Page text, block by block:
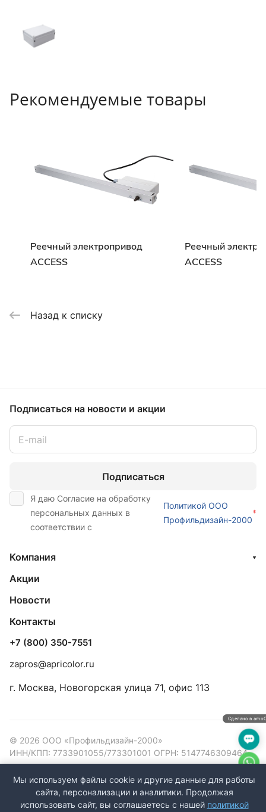
Рекомендуемые товары
Реечный электропривод
ACCESS
Реечный
ACCESS
Назад к списку
Подписаться на новости и акции
Подписаться
Я даю Согласие на обработку
персональных данных в
соответствии с
Политикой ООО
Профильдизайн-2000
*
Компания
Акции
Новости
Контакты
+7 (800) 350-7551
zapros@apricolor.ru
г. Москва, Новогорская улица 71, офис 113
© 2026 ООО «Профильдизайн-2000»
ИНН/КПП: 7733901055/773301001 ОГРН: 5147746309464
Конфиденциальность
Мы используем файлы cookie и другие данные для работы
сайта, персонализации и аналитики. Продолжая
использовать сайт, вы соглашаетесь с нашей политикой
Сделано в